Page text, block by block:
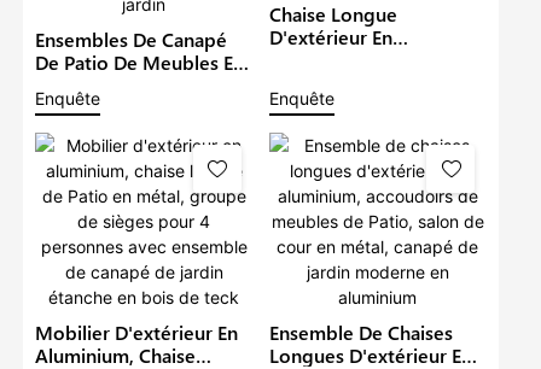
Ensembles De Canapé
De Patio De Meubles En
Aluminium De Luxe Avec
Bras En Bois De Teck
Salon Sectionnel En
Métal Imperméable
Extérieur Avec Coussins
Canapé De Jardin
Enquête
Chaise Longue
D'extérieur En
Ensemble Avec Parasol,
Chaise Longue De
Piscine, Lit De Repos En
Métal, Style Loisirs
Enquête
Mobilier D'extérieur En
Aluminium, Chaise
Ensemble De Chaises
Longues D'extérieur En